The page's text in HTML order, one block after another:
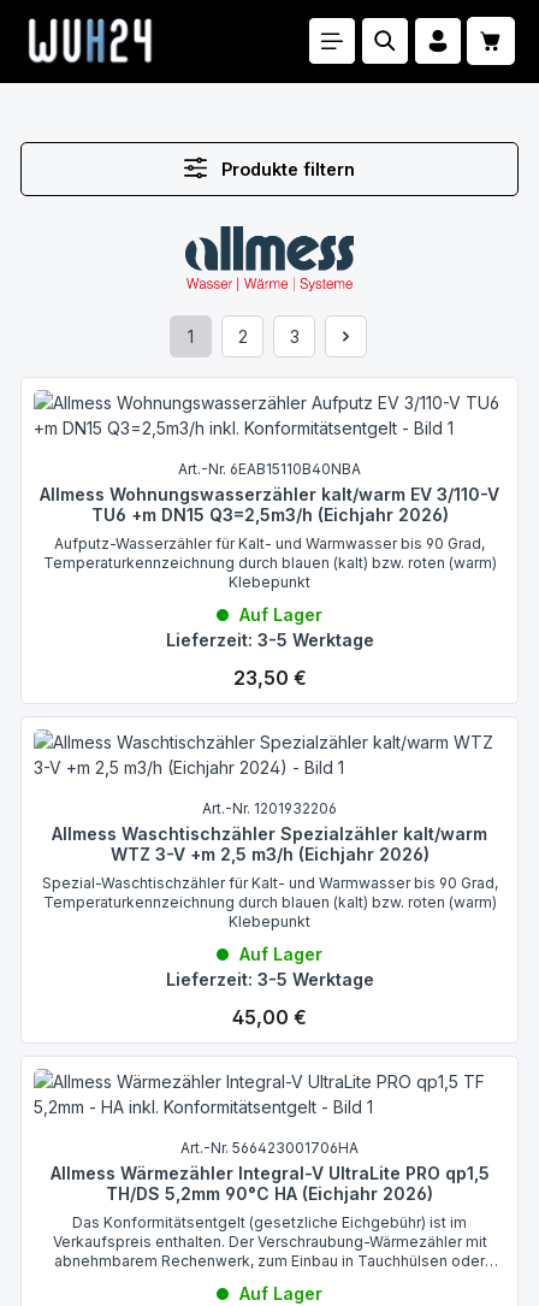
Zum Hauptinhalt springen
Produkte filtern
Seite
1
Seite
2
Seite
3
Art.-Nr. 6EAB15110B40NBA
Allmess Wohnungswasserzähler kalt/warm EV 3/110-V
TU6 +m DN15 Q3=2,5m3/h (Eichjahr 2026)
Aufputz-Wasserzähler für Kalt- und Warmwasser bis 90 Grad,
Temperaturkennzeichnung durch blauen (kalt) bzw. roten (warm)
Klebepunkt
Auf Lager
Lieferzeit: 3-5 Werktage
Regulärer Preis:
23,50 €
Art.-Nr. 1201932206
Allmess Waschtischzähler Spezialzähler kalt/warm
WTZ 3-V +m 2,5 m3/h (Eichjahr 2026)
Spezial-Waschtischzähler für Kalt- und Warmwasser bis 90 Grad,
Temperaturkennzeichnung durch blauen (kalt) bzw. roten (warm)
Klebepunkt
Auf Lager
Lieferzeit: 3-5 Werktage
Regulärer Preis:
45,00 €
Art.-Nr. 566423001706HA
Allmess Wärmezähler Integral-V UltraLite PRO qp1,5
TH/DS 5,2mm 90°C HA (Eichjahr 2026)
Das Konformitätsentgelt (gesetzliche Eichgebühr) ist im
Verkaufspreis enthalten. Der Verschraubung-Wärmezähler mit
abnehmbarem Rechenwerk, zum Einbau in Tauchhülsen oder
Auf Lager